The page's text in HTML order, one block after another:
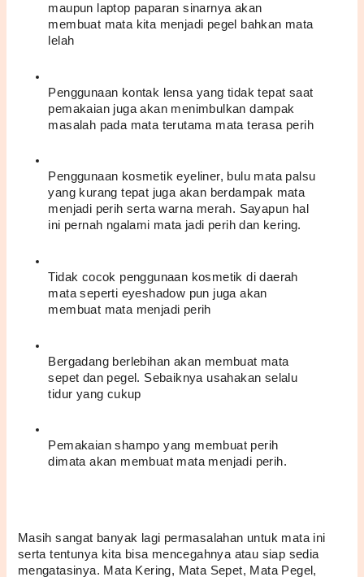
maupun laptop paparan sinarnya akan
membuat mata kita menjadi pegel bahkan mata
lelah
Penggunaan kontak lensa yang tidak tepat saat
pemakaian juga akan menimbulkan dampak
masalah pada mata terutama mata terasa perih
Penggunaan kosmetik eyeliner, bulu mata palsu
yang kurang tepat juga akan berdampak mata
menjadi perih serta warna merah. Sayapun hal
ini pernah ngalami mata jadi perih dan kering.
Tidak cocok penggunaan kosmetik di daerah
mata seperti eyeshadow pun juga akan
membuat mata menjadi perih
Bergadang berlebihan akan membuat mata
sepet dan pegel. Sebaiknya usahakan selalu
tidur yang cukup
Pemakaian shampo yang membuat perih
dimata akan membuat mata menjadi perih.
Masih sangat banyak lagi permasalahan untuk mata ini
serta tentunya kita bisa mencegahnya atau siap sedia
mengatasinya. Mata Kering, Mata Sepet, Mata Pegel,